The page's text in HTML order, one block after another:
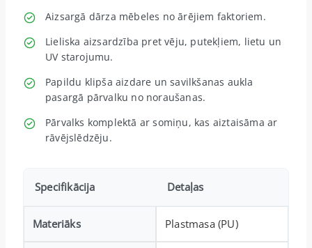
Aizsargā dārza mēbeles no ārējiem faktoriem.
Lieliska aizsardzība pret vēju, putekļiem, lietu un
UV starojumu.
Papildu klipša aizdare un savilkšanas aukla
pasargā pārvalku no noraušanas.
Pārvalks komplektā ar somiņu, kas aiztaisāma ar
rāvējslēdzēju.
Specifikācija Detaļas
Materiāks Plastmasa (PU)